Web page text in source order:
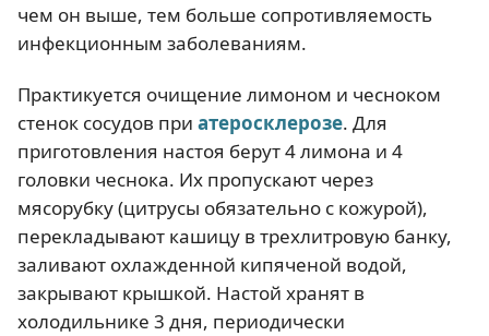
чем он выше, тем больше сопротивляемость
инфекционным заболеваниям.
Практикуется очищение лимоном и чесноком
стенок сосудов при атеросклерозе. Для
приготовления настоя берут 4 лимона и 4
головки чеснока. Их пропускают через
мясорубку (цитрусы обязательно с кожурой),
перекладывают кашицу в трехлитровую банку,
заливают охлажденной кипяченой водой,
закрывают крышкой. Настой хранят в
холодильнике 3 дня, периодически